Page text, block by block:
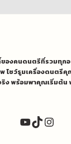
องคนดนตรีที่รวมทุกอ
โชว์รูมเครื่องดนตรีคุ
ง พร้อมพาคุณเริ่มต้น
YouTube
TikTok